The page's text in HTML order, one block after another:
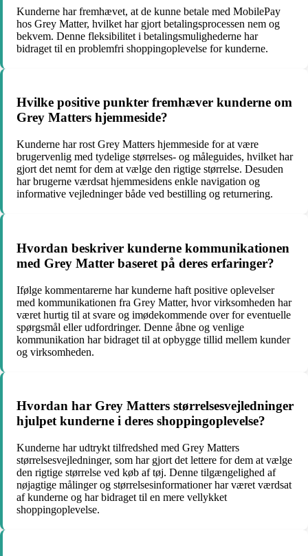
Kunderne har fremhævet, at de kunne betale med MobilePay
hos Grey Matter, hvilket har gjort betalingsprocessen nem og
bekvem. Denne fleksibilitet i betalingsmulighederne har
bidraget til en problemfri shoppingoplevelse for kunderne.
Hvilke positive punkter fremhæver kunderne om
Grey Matters hjemmeside?
Kunderne har rost Grey Matters hjemmeside for at være
brugervenlig med tydelige størrelses- og måleguides, hvilket har
gjort det nemt for dem at vælge den rigtige størrelse. Desuden
har brugerne værdsat hjemmesidens enkle navigation og
informative vejledninger både ved bestilling og returnering.
Hvordan beskriver kunderne kommunikationen
med Grey Matter baseret på deres erfaringer?
Ifølge kommentarerne har kunderne haft positive oplevelser
med kommunikationen fra Grey Matter, hvor virksomheden har
været hurtig til at svare og imødekommende over for eventuelle
spørgsmål eller udfordringer. Denne åbne og venlige
kommunikation har bidraget til at opbygge tillid mellem kunder
og virksomheden.
Hvordan har Grey Matters størrelsesvejledninger
hjulpet kunderne i deres shoppingoplevelse?
Kunderne har udtrykt tilfredshed med Grey Matters
størrelsesvejledninger, som har gjort det lettere for dem at vælge
den rigtige størrelse ved køb af tøj. Denne tilgængelighed af
nøjagtige målinger og størrelsesinformationer har været værdsat
af kunderne og har bidraget til en mere vellykket
shoppingoplevelse.